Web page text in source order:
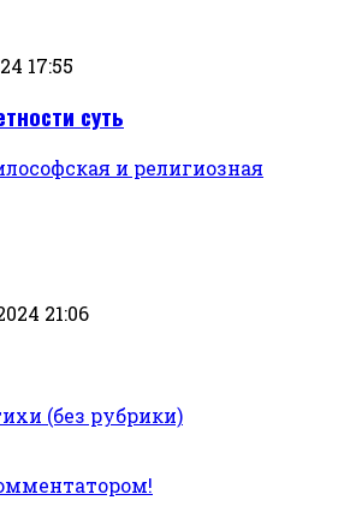
17:55
суть
и религиозная
21:06
(без рубрики)